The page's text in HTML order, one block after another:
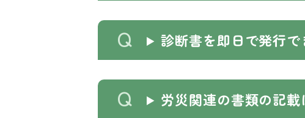
診断書を即日で発行で
労災関連の書類の記